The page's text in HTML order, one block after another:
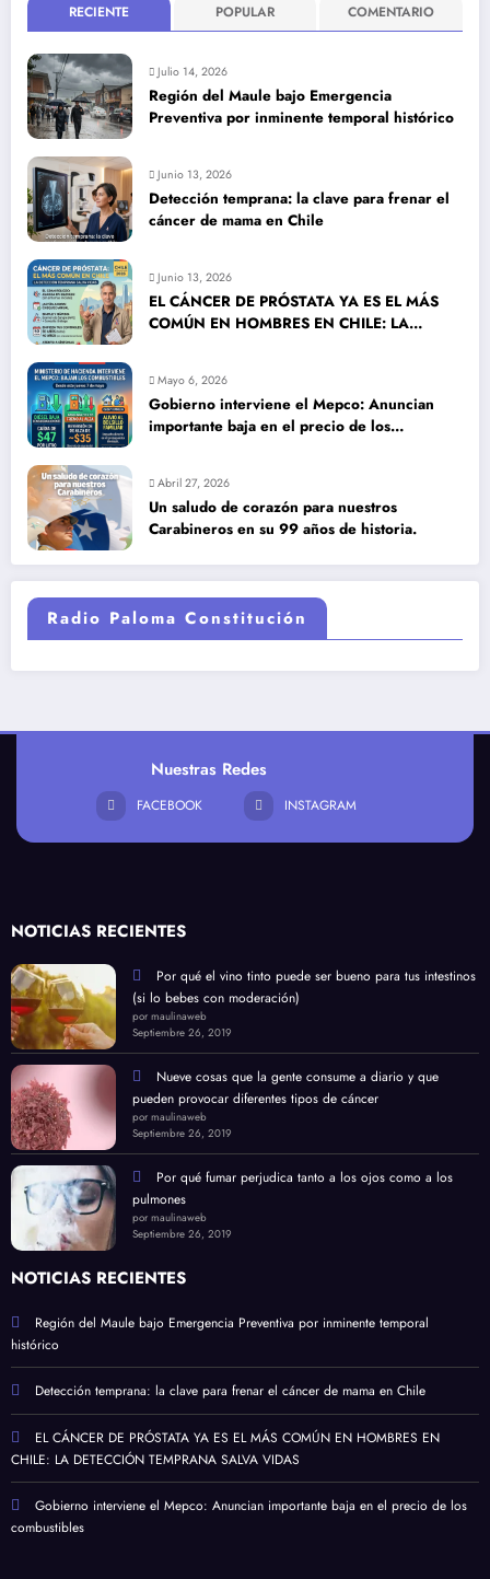
RECIENTE POPULAR COMENTARIO
Julio 14, 2026
Región del Maule bajo Emergencia
Preventiva por inminente temporal histórico
Junio 13, 2026
Detección temprana: la clave para frenar el
cáncer de mama en Chile
Junio 13, 2026
EL CÁNCER DE PRÓSTATA YA ES EL MÁS
COMÚN EN HOMBRES EN CHILE: LA
Mayo 6, 2026
Gobierno interviene el Mepco: Anuncian
importante baja en el precio de los
Abril 27, 2026
Un saludo de corazón para nuestros
Carabineros en su 99 años de historia.
Radio Paloma Constitución
Nuestras Redes
FACEBOOK INSTAGRAM
NOTICIAS RECIENTES
Por qué el vino tinto puede ser bueno para tus intestinos
(si lo bebes con moderación)
por maulinaweb
Septiembre 26, 2019
Nueve cosas que la gente consume a diario y que
pueden provocar diferentes tipos de cáncer
por maulinaweb
Septiembre 26, 2019
Por qué fumar perjudica tanto a los ojos como a los
pulmones
por maulinaweb
Septiembre 26, 2019
NOTICIAS RECIENTES
Región del Maule bajo Emergencia Preventiva por inminente temporal
histórico
Detección temprana: la clave para frenar el cáncer de mama en Chile
EL CÁNCER DE PRÓSTATA YA ES EL MÁS COMÚN EN HOMBRES EN
CHILE: LA DETECCIÓN TEMPRANA SALVA VIDAS
Gobierno interviene el Mepco: Anuncian importante baja en el precio de los
combustibles